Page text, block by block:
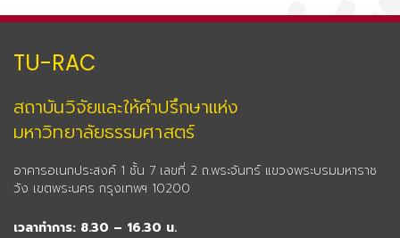
TU-RAC
สถาบันวิจัยและให้คำปรึกษาแห่ง
มหาวิทยาลัยธรรมศาสตร์
อาคารอเนกประสงค์ 1 ชั้น 7 เลขที่ 2 ถ.พระจันทร์ แขวงพระบรมมหาราช
วัง เขตพระนคร กรุงเทพฯ 10200
เวลาทำการ: 8.30 – 16.30 น.